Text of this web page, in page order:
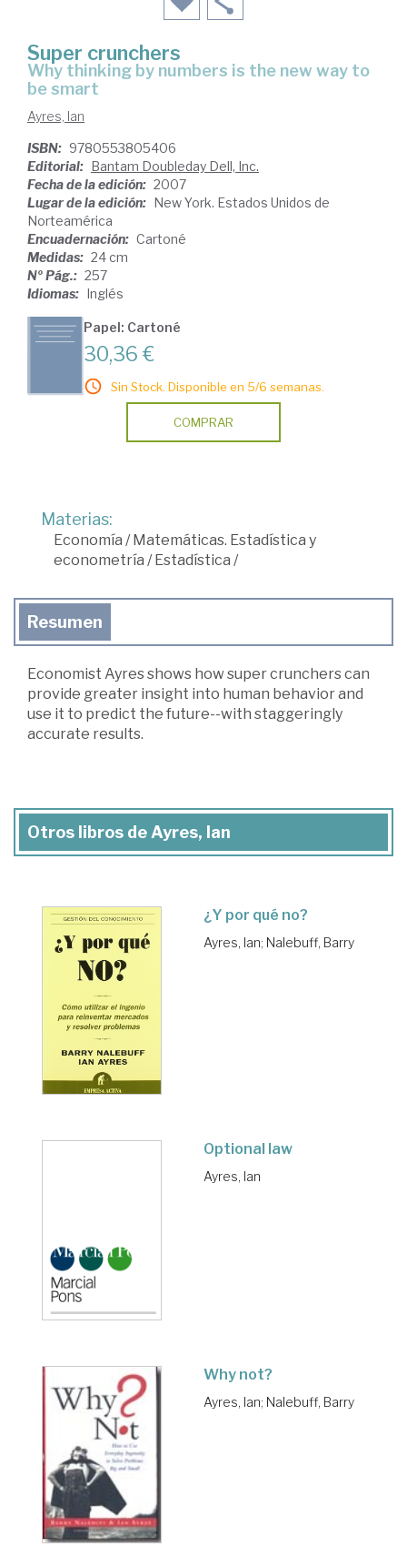
Super crunchers
why thinking by numbers is the new way to
be smart
Ayres, Ian
ISBN: 9780553805406
Editorial: Bantam Doubleday Dell, Inc.
Fecha de la edición: 2007
Lugar de la edición: New York. Estados Unidos de
Norteamérica
Encuadernación: Cartoné
Medidas: 24 cm
Nº Pág.: 257
Idiomas: Inglés
Papel: Cartoné
30,36 €
Sin Stock. Disponible en 5/6 semanas.
COMPRAR
Materias:
Economía /Matemáticas. Estadística y
econometría /Estadística /
Resumen
Economist Ayres shows how super crunchers can
provide greater insight into human behavior and
use it to predict the future--with staggeringly
accurate results.
Otros libros de Ayres, Ian
¿Y por qué no?
Ayres, Ian; Nalebuff, Barry
Optional law
Ayres, Ian
Why not?
Ayres, Ian; Nalebuff, Barry